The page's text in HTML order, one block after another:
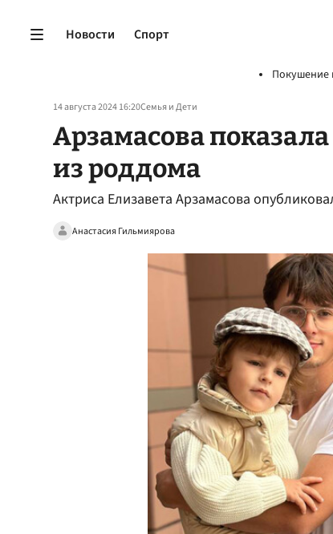
Новости Спорт
Покушение
14 августа 2024 16:20Семья и Дети
Арзамасова
из роддома
Актриса Елизавета Арзамасова
Анастасия Гильмиярова